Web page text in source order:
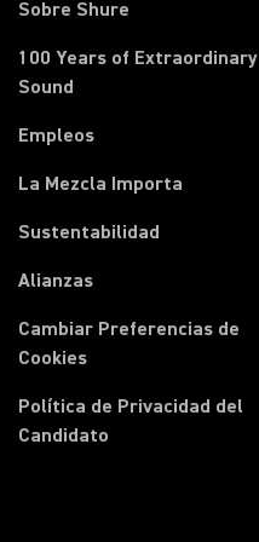
Sobre Shure
100 Years of Extraordinary
Sound
Empleos
La Mezcla Importa
Sustentabilidad
Alianzas
Cambiar Preferencias de
Cookies
Política de Privacidad del
Candidato